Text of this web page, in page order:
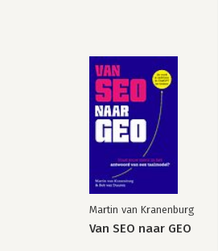
Martin van Kranenburg
Van SEO naar GEO